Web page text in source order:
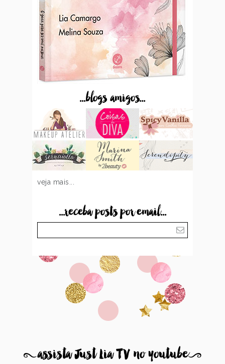
...blogs amigos...
veja mais...
...receba posts por email...
8assista Just Lia TV no youtube9